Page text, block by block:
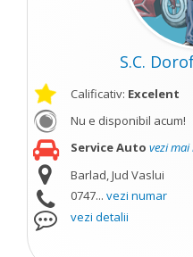
S.C.
Calificativ: Excelent
Nu e disponibil acum!
Service Auto vezi
Barlad, Jud Vaslui
0747... vezi numar
vezi detalii